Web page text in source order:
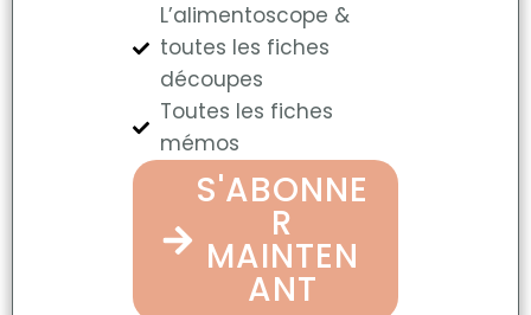
L’alimentoscope &
toutes les fiches
découpes
Toutes les fiches
mémos
S'ABONNE
R
MAINTEN
ANT